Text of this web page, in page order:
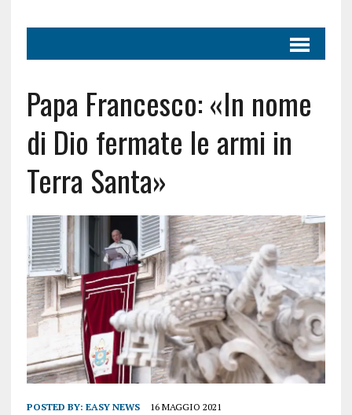
Papa Francesco: «In nome
di Dio fermate le armi in
Terra Santa»
POSTED BY: EASY NEWS 16 MAGGIO 2021